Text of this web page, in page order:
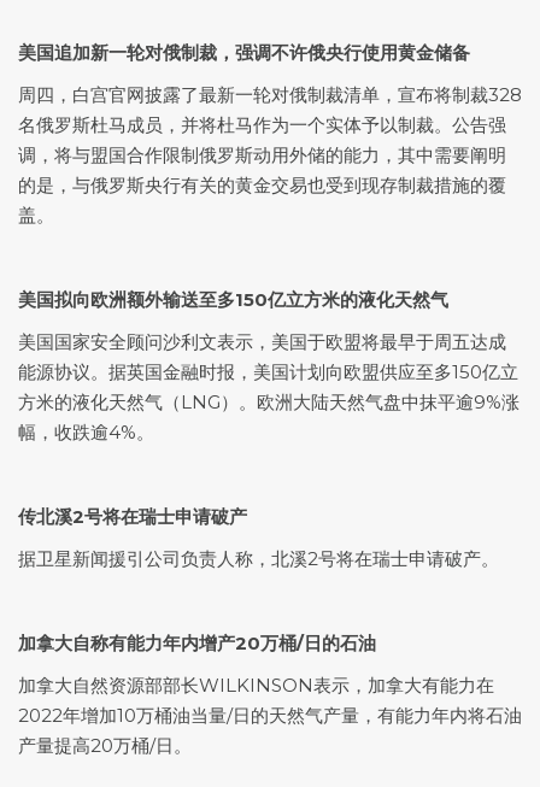
美国追加新一轮对俄制裁，强调不许俄央行使用黄金储备
周四，白宫官网披露了最新一轮对俄制裁清单，宣布将制裁328
名俄罗斯杜马成员，并将杜马作为一个实体予以制裁。公告强
调，将与盟国合作限制俄罗斯动用外储的能力，其中需要阐明
的是，与俄罗斯央行有关的黄金交易也受到现存制裁措施的覆
盖。
美国拟向欧洲额外输送至多150亿立方米的液化天然气
美国国家安全顾问沙利文表示，美国于欧盟将最早于周五达成
能源协议。据英国金融时报，美国计划向欧盟供应至多150亿立
方米的液化天然气（LNG）。欧洲大陆天然气盘中抹平逾9%涨
幅，收跌逾4%。
传北溪2号将在瑞士申请破产
据卫星新闻援引公司负责人称，北溪2号将在瑞士申请破产。
加拿大自称有能力年内增产20万桶/日的石油
加拿大自然资源部部长WILKINSON表示，加拿大有能力在
2022年增加10万桶油当量/日的天然气产量，有能力年内将石油
产量提高20万桶/日。